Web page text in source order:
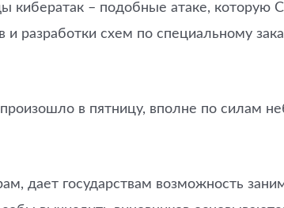
кибератак – подобные атаке,
разработки схем по специальному
произошло в пятницу, вполне по
дает государствам возможность